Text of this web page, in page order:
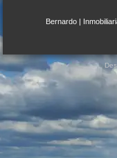
Bernardo|